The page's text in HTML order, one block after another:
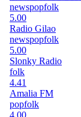
newspopfolk
5.00
Radio Gilao
newspopfolk
5.00
Slonky Radio
folk
4.41
Amalia FM
popfolk